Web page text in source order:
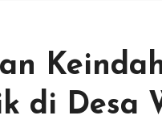
di Desa